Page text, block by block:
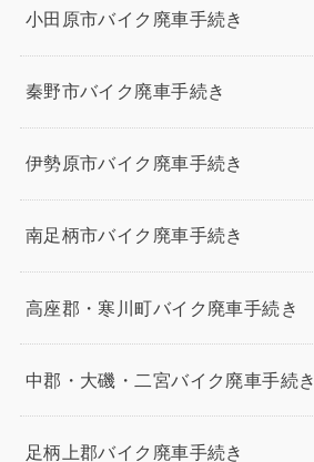
小田原市バイク廃車手続き
秦野市バイク廃車手続き
伊勢原市バイク廃車手続き
南足柄市バイク廃車手続き
高座郡・寒川町バイク廃車手続き
中郡・大磯・二宮バイク廃車手続き
足柄上郡バイク廃車手続き